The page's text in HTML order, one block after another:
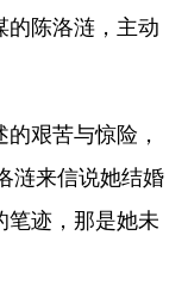
的陈洛涟，主动
艰苦与惊险，
涟来信说她结婚
笔迹，那是她未